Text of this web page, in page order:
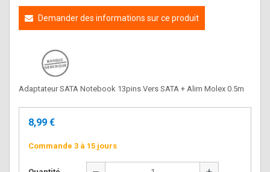
Demander des informations sur ce produit
Adaptateur SATA Notebook 13pins Vers SATA + Alim Molex 0.5m
8,99 €
Commande 3 à 15 jours